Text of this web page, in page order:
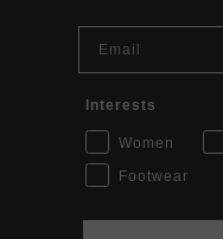
Interests
Women
Footwear